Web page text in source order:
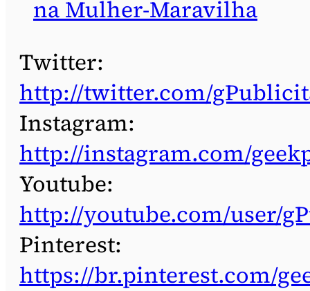
na Mulher-Maravilha
Twitter:
http://twitter.com/
Instagram:
http://instagram.com/
Youtube:
http://youtube.com/user/
Pinterest:
https://br.pinterest.com/